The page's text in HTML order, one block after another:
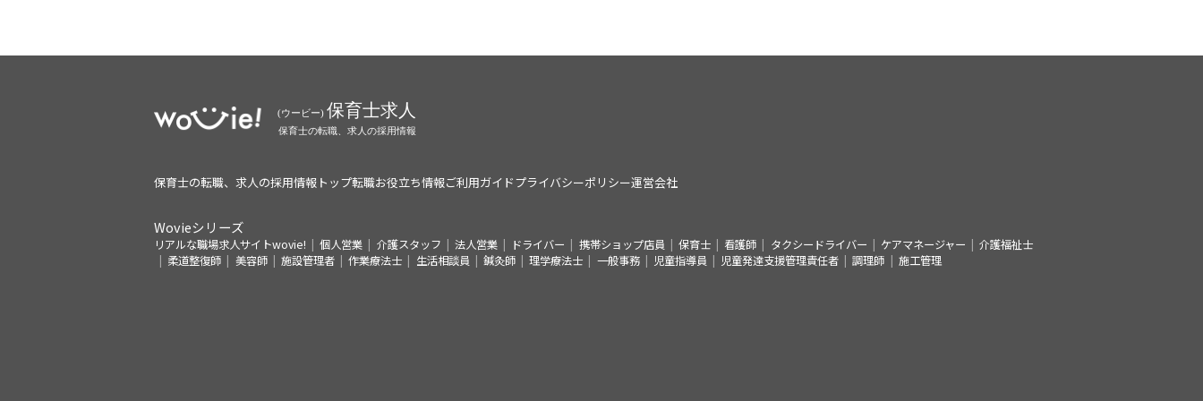
保育士の転職、求人の採用情報トップ転職お役立ち情報ご利用ガイドプライバシーポリシー運営会社
Wovieシリーズ
リアルな職場求人サイトwovie! 個人営業 介護スタッフ 法人営業 ドライバー 携帯ショップ店員 保育士 看護師 タクシードライバー ケアマネージャー
介護福祉士
柔道整復師
美容師 施設管理者 作業療法士 生活相談員 鍼灸師 理学療法士 一般事務 児童指導員 児童発達支援管理責任者 調理師 施工管理